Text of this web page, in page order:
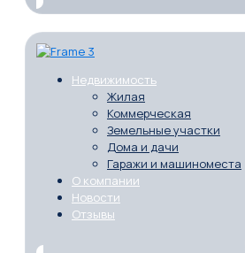
Недвижимость
Жилая
Коммерческая
Земельные участки
Дома и дачи
Гаражи и машиноместа
О компании
Новости
Отзывы